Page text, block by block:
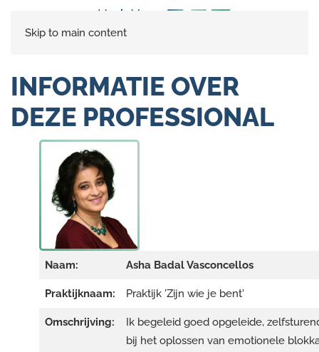
Skip to main content
INFORMATIE OVER
DEZE PROFESSIONAL
Naam: Asha Badal Vasconcellos
Praktijknaam: Praktijk 'Zijn wie je bent'
Omschrijving:
Ik begeleid goed opgeleide,
bij het oplossen van emotionele